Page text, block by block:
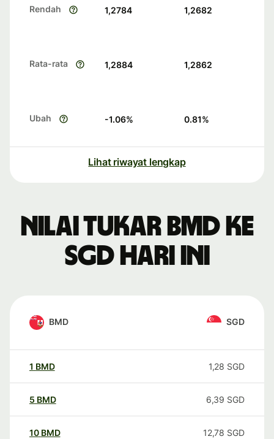
Rendah 1,2784 1,2682
Rata-rata 1,2884 1,2862
Ubah -1.06% 0.81%
Lihat riwayat lengkap
Nilai tukar BMD ke
SGD hari ini
BMD SGD
1 BMD 1,28 SGD
5 BMD 6,39 SGD
10 BMD 12,78 SGD